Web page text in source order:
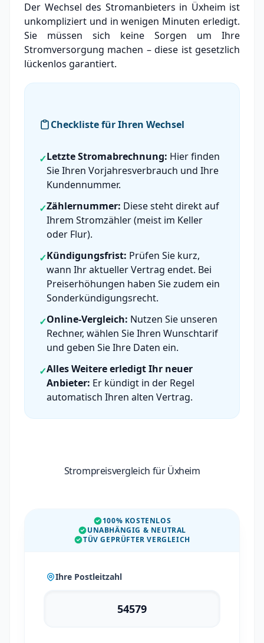
Der Wechsel des Stromanbieters in Üxheim ist
unkompliziert und in wenigen Minuten erledigt.
Sie müssen sich keine Sorgen um Ihre
Stromversorgung machen – diese ist gesetzlich
lückenlos garantiert.
Checkliste für Ihren Wechsel
✓Letzte Stromabrechnung: Hier finden
Sie Ihren Vorjahresverbrauch und Ihre
Kundennummer.
✓Zählernummer: Diese steht direkt auf
Ihrem Stromzähler (meist im Keller
oder Flur).
✓Kündigungsfrist: Prüfen Sie kurz,
wann Ihr aktueller Vertrag endet. Bei
Preiserhöhungen haben Sie zudem ein
Sonderkündigungsrecht.
✓Online-Vergleich: Nutzen Sie unseren
Rechner, wählen Sie Ihren Wunschtarif
und geben Sie Ihre Daten ein.
✓Alles Weitere erledigt Ihr neuer
Anbieter: Er kündigt in der Regel
automatisch Ihren alten Vertrag.
Strompreisvergleich für Üxheim
100% KOSTENLOS
UNABHÄNGIG & NEUTRAL
TÜV GEPRÜFTER VERGLEICH
Ihre Postleitzahl